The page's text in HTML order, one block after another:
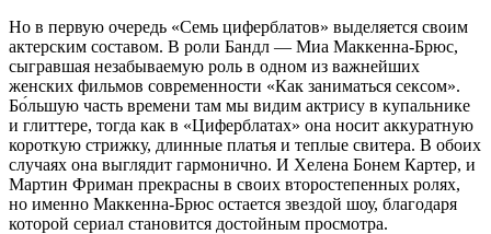
Но в первую очередь «Семь циферблатов» выделяется своим
актерским составом. В роли Бандл — Миа Маккенна-Брюс,
сыгравшая незабываемую роль в одном из важнейших
женских фильмов современности «Как заниматься сексом».
Бо́льшую часть времени там мы видим актрису в купальнике
и глиттере, тогда как в «Циферблатах» она носит аккуратную
короткую стрижку, длинные платья и теплые свитера. В обоих
случаях она выглядит гармонично. И Хелена Бонем Картер, и
Мартин Фриман прекрасны в своих второстепенных ролях,
но именно Маккенна-Брюс остается звездой шоу, благодаря
которой сериал становится достойным просмотра.